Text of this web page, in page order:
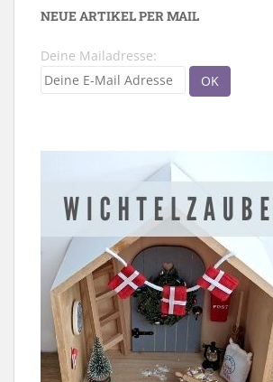
NEUE ARTIKEL PER MAIL
Deine Mailadresse: